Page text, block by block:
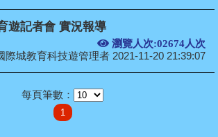
遊記者會 實況報導
瀏覽人次:02674人次
際城教育科技遊管理者 2021-11-20 21:39:07
每頁筆數：